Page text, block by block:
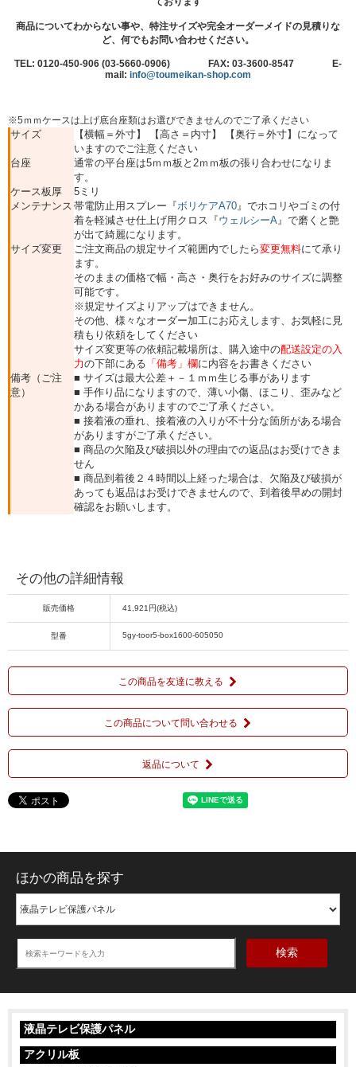
商品についてわからない事や、特注サイズや完全オーダーメイドの見積りな
ど、何でもお問い合わせください。
TEL: 0120-450-906 (03-5660-0906) FAX: 03-3600-8547 E-
mail: info@toumeikan-shop.com
※5ｍｍケースは上げ底台座類はお選びできませんのでご了承ください
サイズ
【横幅＝外寸】 【高さ＝内寸】 【奥行＝外寸】になって
いますのでご注意ください
台座
通常の平台座は5ｍｍ板と2ｍｍ板の張り合わせになりま
す。
ケース板厚
5ミリ
メンテナンス 帯電防止用スプレー『ボリケアA70』でホコリやゴミの付
着を軽減させ仕上げ用クロス『ウェルシーA』で磨くと艶
が出て綺麗になります。
サイズ変更
ご注文商品の規定サイズ範囲内でしたら変更無料にて承り
ます。
そのままの価格で幅・高さ・奥行をお好みのサイズに調整
可能です。
※規定サイズよりアップはできません。
その他、様々なオーダー加工にお応えします、お気軽に見
積もり依頼をしてください
サイズ変更等の依頼記載場所は、購入途中の配送設定の入
力の下部にある 「備考」欄に内容をお書きください
備考（ご注
意）
■ サイズは最大公差＋－１ｍｍ生じる事があります
■ 手作り品になりますので、薄い小傷、ほこり、歪みなど
かある場合がありますのでご了承ください。
■ 接着液の垂れ、接着液の入りが不十分な箇所がある場合
がありますがご了承ください。
■ 商品の欠陥及び破損以外の理由での返品はお受けできま
せん
■ 商品到着後２４時間以上経った場合は、欠陥及び破損が
あっても返品はお受けできませんので、到着後早めの開封
確認をお願いします。
その他の詳細情報
販売価格 41,921円(税込)
型番 5gy-toor5-box1600-605050
この商品を友達に教える
この商品について問い合わせる
返品について
ほかの商品を探す
検索
液晶テレビ保護パネル
アクリル板